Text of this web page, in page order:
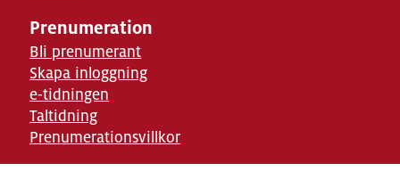
Prenumeration
Bli prenumerant
Skapa inloggning
e-tidningen
Taltidning
Prenumerationsvillkor